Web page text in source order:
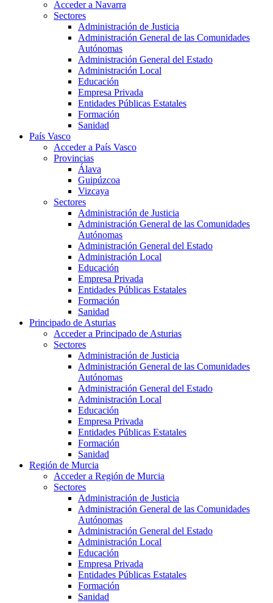
Acceder a Navarra
Sectores
Administración de Justicia
Administración General de las Comunidades
Autónomas
Administración General del Estado
Administración Local
Educación
Empresa Privada
Entidades Públicas Estatales
Formación
Sanidad
País Vasco
Acceder a País Vasco
Provincias
Álava
Guipúzcoa
Vizcaya
Sectores
Administración de Justicia
Administración General de las Comunidades
Autónomas
Administración General del Estado
Administración Local
Educación
Empresa Privada
Entidades Públicas Estatales
Formación
Sanidad
Principado de Asturias
Acceder a Principado de Asturias
Sectores
Administración de Justicia
Administración General de las Comunidades
Autónomas
Administración General del Estado
Administración Local
Educación
Empresa Privada
Entidades Públicas Estatales
Formación
Sanidad
Región de Murcia
Acceder a Región de Murcia
Sectores
Administración de Justicia
Administración General de las Comunidades
Autónomas
Administración General del Estado
Administración Local
Educación
Empresa Privada
Entidades Públicas Estatales
Formación
Sanidad